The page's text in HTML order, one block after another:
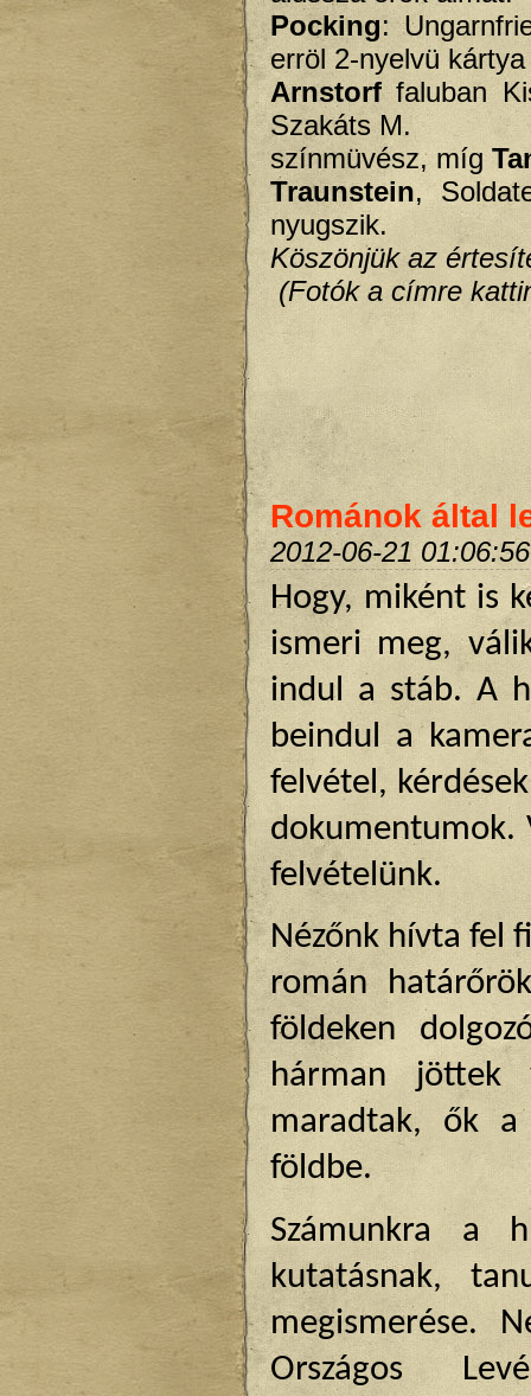
Pocking:
erröl 2-nyelvü
Arnstorffaluban
Szakáts M.
színmüvész, míg
Traunstein,
nyugszik.
Köszönjük az
(Fotók a címre
Románok által
2012-06-21 01:06:56
Hogy, miként is
ismeri meg,
indul a stáb. A
beindul a
felvétel,
dokumentumok.
felvételünk.
Nézőnk hívta fel
román
földeken
hárman jöttek
maradtak, ők
földbe.
Számunkra a
kutatásnak,
megismerése.
Országos